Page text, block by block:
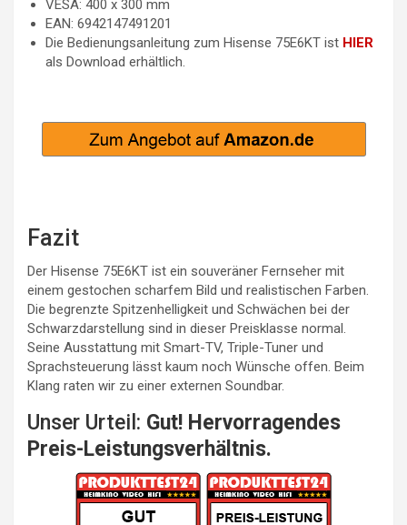
VESA: 400 x 300 mm
EAN: 6942147491201
Die Bedienungsanleitung zum Hisense 75E6KT ist HIER
als Download erhältlich.
Fazit
Der Hisense 75E6KT ist ein souveräner Fernseher mit
einem gestochen scharfem Bild und realistischen Farben.
Die begrenzte Spitzenhelligkeit und Schwächen bei der
Schwarzdarstellung sind in dieser Preisklasse normal.
Seine Ausstattung mit Smart-TV, Triple-Tuner und
Sprachsteuerung lässt kaum noch Wünsche offen. Beim
Klang raten wir zu einer externen Soundbar.
Unser Urteil: Gut! Hervorragendes
Preis-Leistungsverhältnis.